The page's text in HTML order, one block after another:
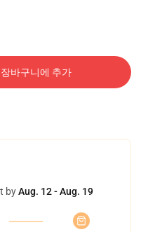
장바구니에 추가
byAug. 12 - Aug. 19